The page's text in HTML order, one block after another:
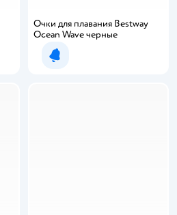
Очки для плавания Bestway
Ocean Wave черные
Уведомить о появлении